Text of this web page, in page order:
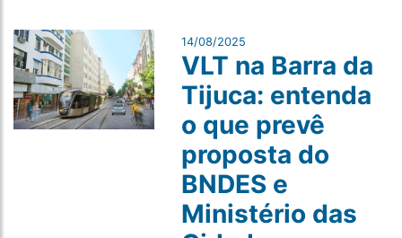
14/08/2025
VLT na Barra da
Tijuca: entenda
o que prevê
proposta do
BNDES e
Ministério das